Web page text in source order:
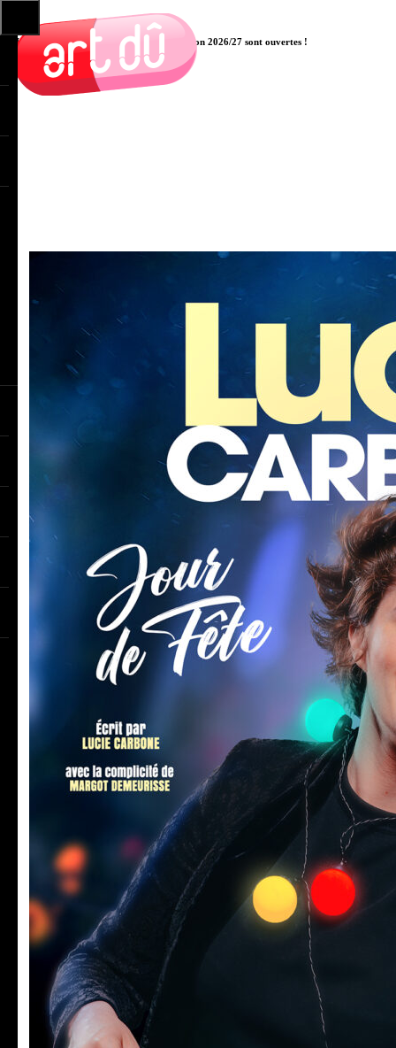
Les pré-inscriptions aux cours pour la saison 2026/27 sont ouvertes !